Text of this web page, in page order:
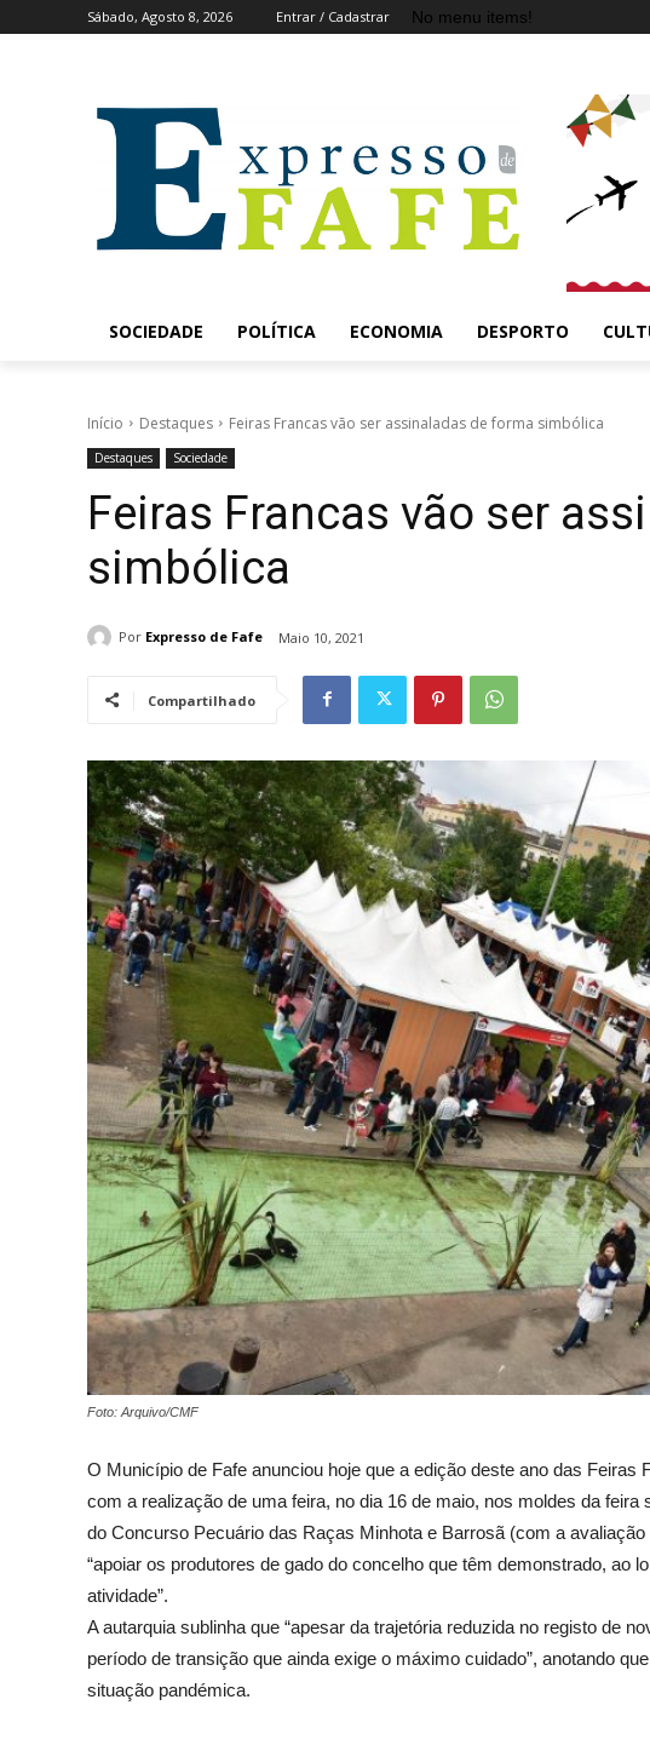
Sábado, Agosto 8, 2026 Entrar / Cadastrar No menu items!
SOCIEDADE POLÍTICA ECONOMIA DESPORTO
Início Destaques Feiras Francas vão ser assinaladas de forma simbólica
Destaques Sociedade
Feiras Francas vão ser
simbólica
Por Expresso de Fafe Maio 10, 2021
Compartilhado
Foto: Arquivo/CMF
O Município de Fafe anunciou hoje que a edição deste ano das
com a realização de uma feira, no dia 16 de maio, nos moldes da
do Concurso Pecuário das Raças Minhota e Barrosã (com a
“apoiar os produtores de gado do concelho que têm demonstrado, ao
atividade”.
A autarquia sublinha que “apesar da trajetória reduzida no registo de
período de transição que ainda exige o máximo cuidado”, anotando
situação pandémica.